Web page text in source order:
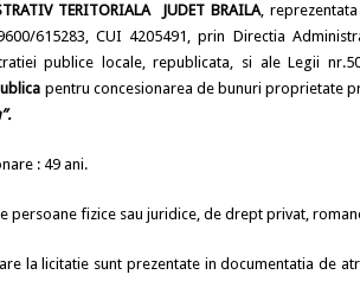
TERITORIALA JUDET BRAILA,
615283, CUI 4205491, prin Directia
publice locale, republicata, si ale Legii
pentru concesionarea de bunuri proprietate
: 49 ani.
persoane fizice sau juridice, de drept privat,
la licitatie sunt prezentate in documentatia de